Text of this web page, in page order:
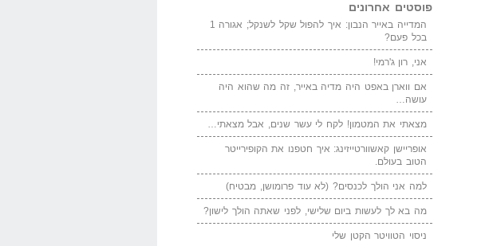
פוסטים אחרונים
המדייה באייר הנבון: איך להפול שקל לשנקל; אגורה 1
בכל פעם?
אני, רון ג'רמי!
אם ווארן באפט היה מדיה באייר, זה מה שהוא היה
עושה…
מצאתי את המטמון! לקח לי עשר שנים, אבל מצאתי…
אופריישן קאשוורטייזינג: איך חטפנו את הקופירייטר
הטוב בעולם.
למה אני הולך לכנסים? (לא עוד פרומושן, מבטיח)
מה בא לך לעשות ביום שלישי, לפני שאתה הולך לישון?
ניסוי הטוויטר הקטן שלי